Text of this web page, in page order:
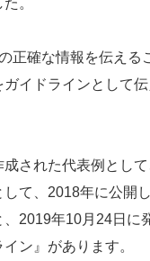
正確な情報を伝える
イドラインとして
された代表例とし
て、2018年に公開
2019年10月24日に
ン』があります。